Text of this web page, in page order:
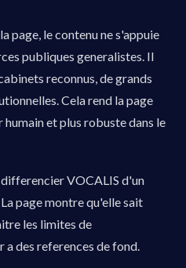
page, le contenu ne s'appuie
publiques generalistes. Il
reconnus, de grands
Cela rend la page
et plus robuste dans le
VOCALIS d'un
page montre qu'elle sait
les limites de
des references de fond.